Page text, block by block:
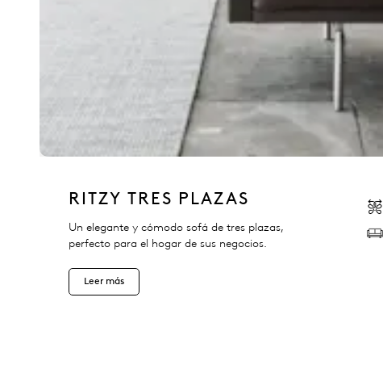
RITZY TRES PLAZAS
Un elegante y cómodo sofá de tres plazas,
perfecto para el hogar de sus negocios.
Leer más